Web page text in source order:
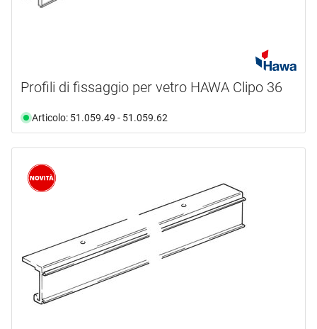
Profili di fissaggio per vetro HAWA Clipo 36
Articolo: 51.059.49 - 51.059.62